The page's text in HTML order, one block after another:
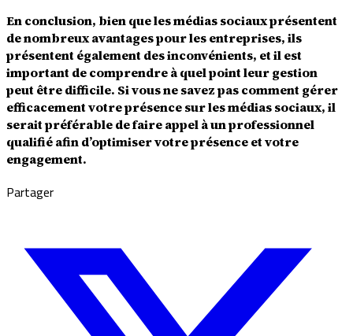
En conclusion, bien que les médias sociaux présentent
de nombreux avantages pour les entreprises, ils
présentent également des inconvénients, et il est
important de comprendre à quel point leur gestion
peut être difficile. Si vous ne savez pas comment gérer
efficacement votre présence sur les médias sociaux, il
serait préférable de faire appel à un professionnel
qualifié afin d’optimiser votre présence et votre
engagement.
Partager